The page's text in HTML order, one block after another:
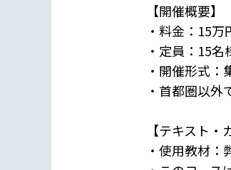
【開催概要】
・料金：15
・定員：15名
・開催形式：
・首都圏以外
【テキスト・
・使用教材：